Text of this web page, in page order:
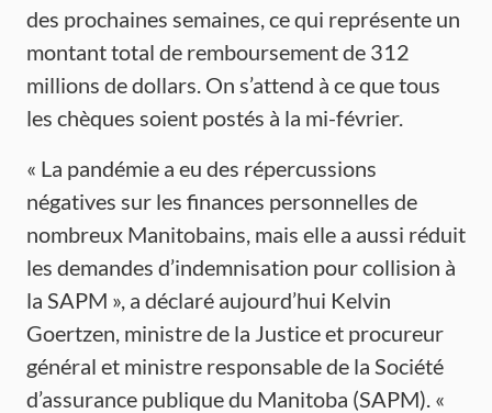
des prochaines semaines, ce qui représente un
montant total de remboursement de 312
millions de dollars. On s’attend à ce que tous
les chèques soient postés à la mi-février.
« La pandémie a eu des répercussions
négatives sur les finances personnelles de
nombreux Manitobains, mais elle a aussi réduit
les demandes d’indemnisation pour collision à
la SAPM », a déclaré aujourd’hui Kelvin
Goertzen, ministre de la Justice et procureur
général et ministre responsable de la Société
d’assurance publique du Manitoba (SAPM). «